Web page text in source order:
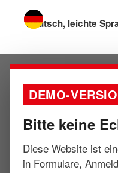
Sprache wechseln zu
DEMO-
Bitte keine
Diese Website ist
in Formulare,